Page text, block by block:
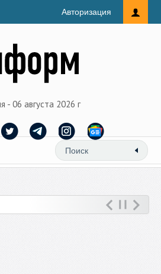
Авторизация
- 06 августа 2026 г